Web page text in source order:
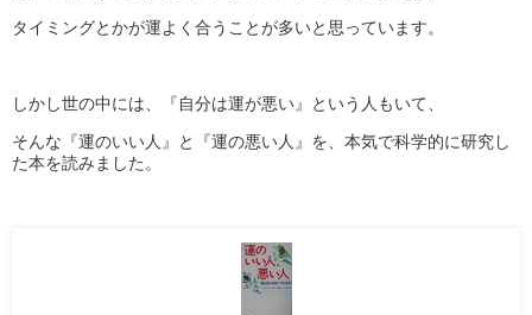
タイミングとかが運よく合うことが多いと思っています。
しかし世の中には、『自分は運が悪い』という人もいて、
そんな『運のいい人』と『運の悪い人』を、本気で科学的に研究し
た本を読みました。